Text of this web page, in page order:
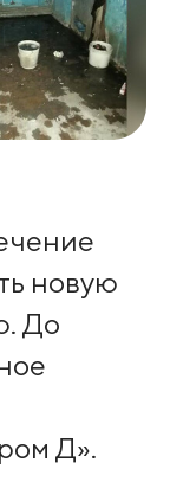
новую
До
Д».